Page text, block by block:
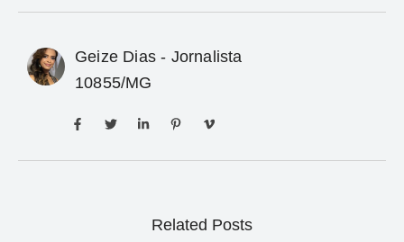
Geize Dias - Jornalista
10855/MG
Related Posts